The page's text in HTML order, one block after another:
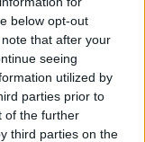
below opt-out
that after your
seeing
utilized by
parties prior to
of the further
third parties on the
ποτά και